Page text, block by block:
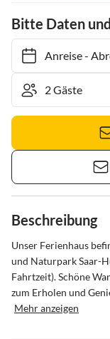
Bitte Daten
Anreise-
Beschreibung
Unser Ferienhaus
und Naturpark Saar-
Fahrtzeit). Schöne
zum Erholen und
Mehr anzeigen